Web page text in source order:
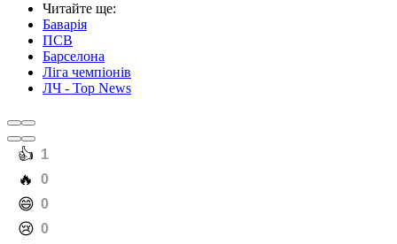
Читайте ще:
Баварія
ПСВ
Барселона
Ліга чемпіонів
ЛЧ - Top News
️👍 1
️🔥 0
️😄 0
️😢 0